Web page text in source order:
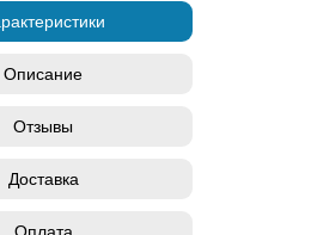
Описание
Отзывы
Доставка